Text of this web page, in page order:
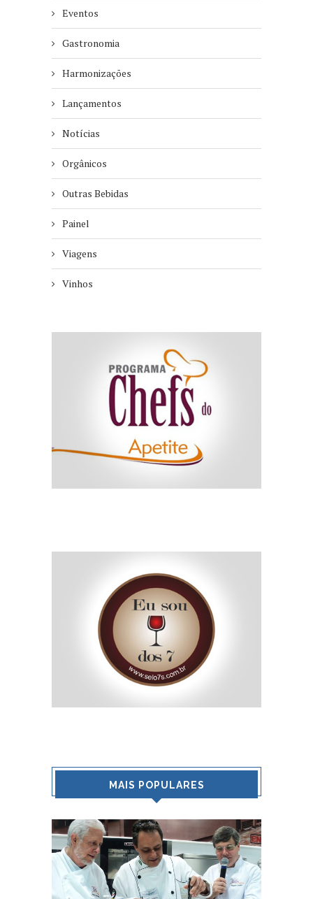
Eventos
Gastronomia
Harmonizações
Lançamentos
Notícias
Orgânicos
Outras Bebidas
Painel
Viagens
Vinhos
MAIS POPULARES